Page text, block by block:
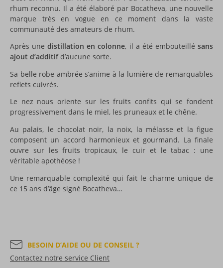
rhum reconnu. Il a été élaboré par Bocatheva, une nouvelle
marque très en vogue en ce moment dans la vaste
communauté des amateurs de rhum.
Après unedistillation en colonne, il a été embouteillésans
ajout d’additif d’aucune sorte.
Sa belle robe ambrée s’anime à la lumière de remarquables
reflets cuivrés.
Le nez nous oriente sur les fruits confits qui se fondent
progressivement dans le miel, les pruneaux et le chêne.
Au palais, le chocolat noir, la noix, la mélasse et la figue
composent un accord harmonieux et gourmand. La finale
ouvre sur les fruits tropicaux, le cuir et le tabac : une
véritable apothéose !
Une remarquable complexité qui fait le charme unique de
ce 15 ans d’âge signé Bocatheva…
BESOIN D’AIDE OU DE CONSEIL ?
Contactez notre service Client